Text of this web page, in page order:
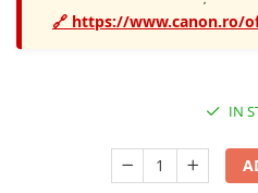
🔗 https://www.canon.ro/
IN